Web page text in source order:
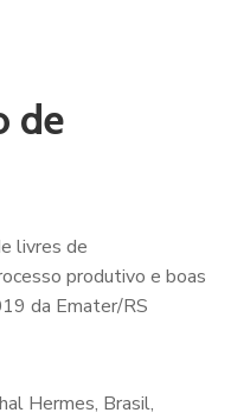
de
livres de
produtivo e boas
da Emater/RS
Hermes, Brasil,